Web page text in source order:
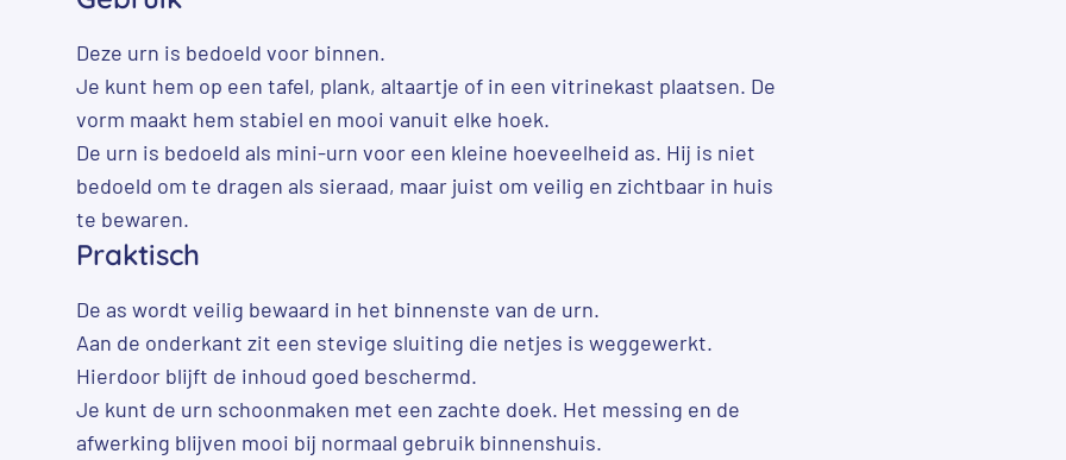
Deze urn is bedoeld voor binnen.
Je kunt hem op een tafel, plank, altaartje of in een vitrinekast plaatsen. De
vorm maakt hem stabiel en mooi vanuit elke hoek.
De urn is bedoeld als mini-urn voor een kleine hoeveelheid as. Hij is niet
bedoeld om te dragen als sieraad, maar juist om veilig en zichtbaar in huis
te bewaren.
Praktisch
De as wordt veilig bewaard in het binnenste van de urn.
Aan de onderkant zit een stevige sluiting die netjes is weggewerkt.
Hierdoor blijft de inhoud goed beschermd.
Je kunt de urn schoonmaken met een zachte doek. Het messing en de
afwerking blijven mooi bij normaal gebruik binnenshuis.